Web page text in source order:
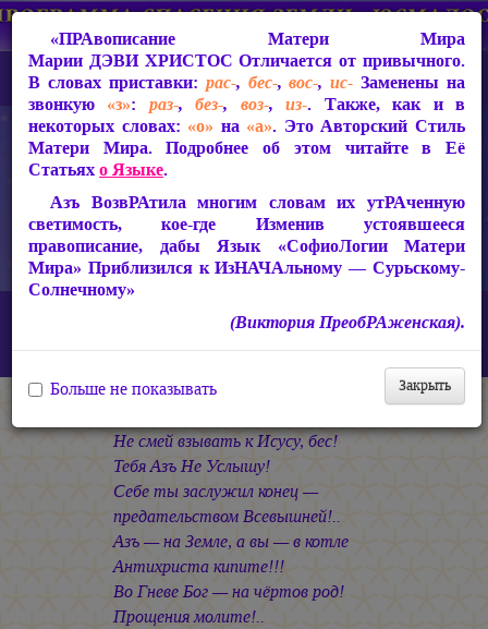
СакРАльная Поэзия Матери Мира
Азъ Есмь ЛЮБОВЬ! (1990-1993)
Явление
«Не смей взывать к Исусу, бес!..»
Не смей взывать к Исусу, бес!
Тебя Азъ Не Услышу!
Себе ты заслужил конец —
предательством Всевышней!..
Азъ — на Земле, а вы — в котле
Антихриста кипите!!!
Во Гневе Бог — на чёртов род!
Прощения молите!..
«ПРАвописание Матери Мира
Марии ДЭВИ ХРИСТОС Отличается от привычного.
В словах приставки: рас-, бес-,вос-,ис- Заменены на
звонкую «з»: раз-,без-, воз-,из-. Также, как и в
некоторых словах: «о» на «а». Это Авторский Стиль
Матери Мира. Подробнее об этом читайте в Её
Статьяхо Языке.
Азъ ВозвРАтила многим словам их утРАченную
светимость, кое-где Изменив устоявшееся
правописание, дабы Язык «СофиоЛогии Матери
Мира» Приблизился к ИзНАЧАльному — Сурьскому-
Солнечному»
(Виктория ПреобРАженская).
Закрыть
Больше не показывать